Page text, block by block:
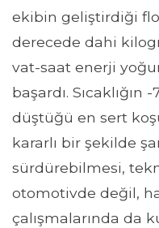
ekibin geliştirdiği
derecede dahi
vat-saat enerji
başardı.
düştüğü en sert
kararlı bir şekilde
sürdürebilmesi,
otomotivde değil,
çalışmalarında da